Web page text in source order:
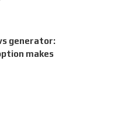
generator:
makes